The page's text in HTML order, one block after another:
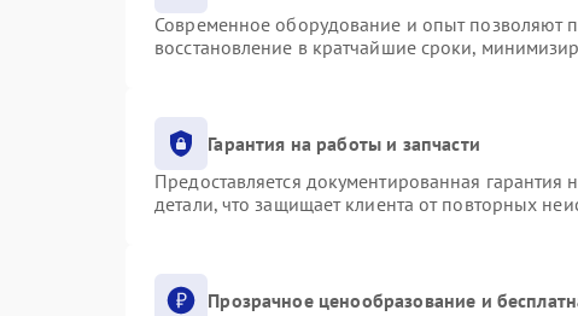
Современное оборудование и опыт позволяют
восстановление в кратчайшие сроки,
Гарантия на работы и запчасти
Предоставляется документированная
детали, что защищает клиента от повторных
Прозрачное ценообразование и